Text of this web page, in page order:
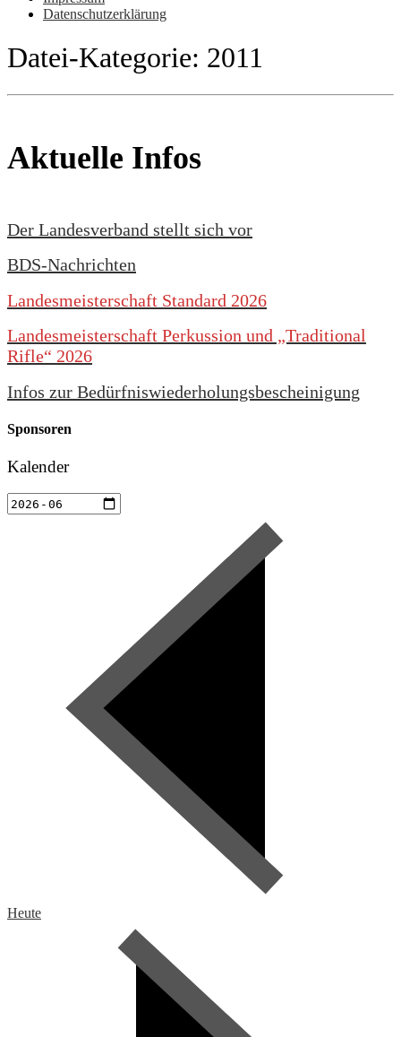
Datenschutzerklärung
Datei-Kategorie: 2011
Aktuelle Infos
Der Landesverband stellt sich vor
BDS-Nachrichten
Landesmeisterschaft Standard 2026
Landesmeisterschaft Perkussion und „Traditional
Rifle“ 2026
Infos zur Bedürfniswiederholungsbescheinigung
Sponsoren
Kalender
Heute